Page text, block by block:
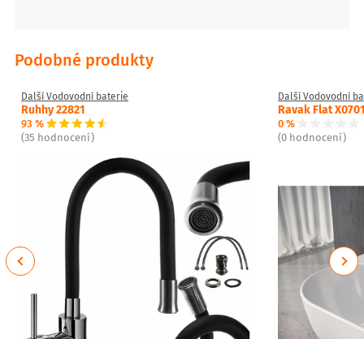
Podobné produkty
Další Vodovodní baterie
Ruhhy 22821
93 %
(35 hodnocení)
Další Vodovodní
Ravak Flat
0 %
(0 hodnocení)
Previous Next